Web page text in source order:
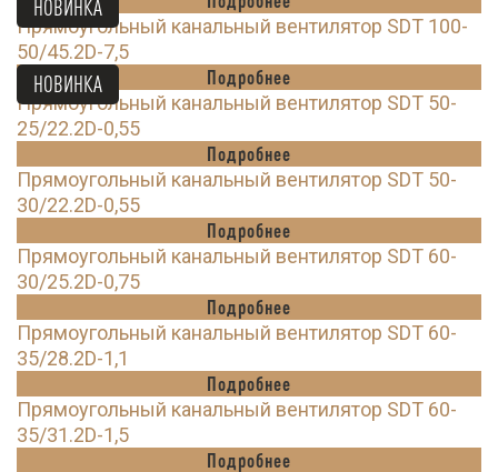
НОВИНКА
Прямоугольный канальный вентилятор SDT 100-
50/45.2D-7,5
НОВИНКА Подробнее
Прямоугольный канальный вентилятор SDT 50-
25/22.2D-0,55
Подробнее
Прямоугольный канальный вентилятор SDT 50-
30/22.2D-0,55
Подробнее
Прямоугольный канальный вентилятор SDT 60-
30/25.2D-0,75
Подробнее
Прямоугольный канальный вентилятор SDT 60-
35/28.2D-1,1
Подробнее
Прямоугольный канальный вентилятор SDT 60-
35/31.2D-1,5
Подробнее